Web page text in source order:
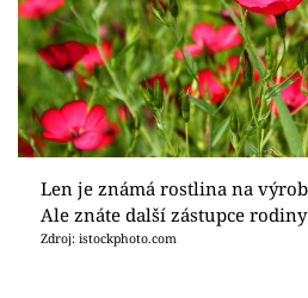
Len je známá rostlina na
Ale znáte další zástupce
Zdroj: istockphoto.com